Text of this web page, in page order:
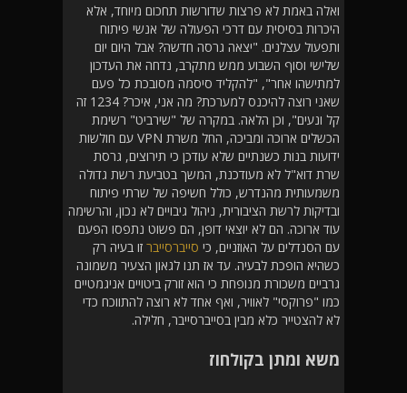
ואלה באמת לא פרצות שדורשות תחכום מיוחד, אלא
היכרות בסיסית עם דרכי הפעולה של אנשי פיתוח
ותפעול עצלנים. "יצאה גרסה חדשה? אבל היום יום
שלישי וסוף השבוע ממש מתקרב, נדחה את העדכון
למתישהו אחר", "להקליד סיסמה מסובכת כל פעם
שאני רוצה להיכנס למערכת? מה אני, איכר? 1234 זה
קל ונעים", וכן הלאה. במקרה של "שירביט" רשימת
הכשלים ארוכה ומביכה, החל משרת VPN עם חולשות
ידועות בנות כשנתיים שלא עודכן כי תירוצים, גרסת
שרת דוא"ל לא מעודכנת, המשך בטביעת רשת גדולה
משמעותית מהנדרש, כולל חשיפה של שרתי פיתוח
ובדיקות לרשת הציבורית, ניהול גיבויים לא נכון, והרשימה
עוד ארוכה. הם לא יוצאי דופן, הם פשוט נתפסו הפעם
עם הסנדלים על האוזניים, כי סייברסייבר זו בעיה רק
כשהיא הופכת לבעיה. עד אז תנו לגאון הצעיר משמונה
גרביים משכורת מנופחת כי הוא זורק ביטויים אניגמטיים
כמו "פרוקסי" לאוויר, ואף אחד לא רוצה להתווכח כדי
לא להצטייר כלא מבין בסייברסייבר, חלילה.
משא ומתן בקולחוז